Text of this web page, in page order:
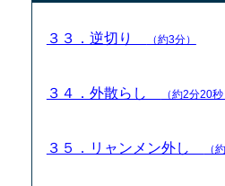
３３．逆切り （約3分）
３４．外散らし （約2分20秒
３５．リャンメン外し （